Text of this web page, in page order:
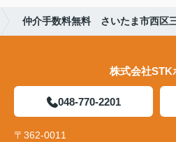
仲介手数料無料 さいたま市西
株式会社STK
048-770-2201
〒362-0011